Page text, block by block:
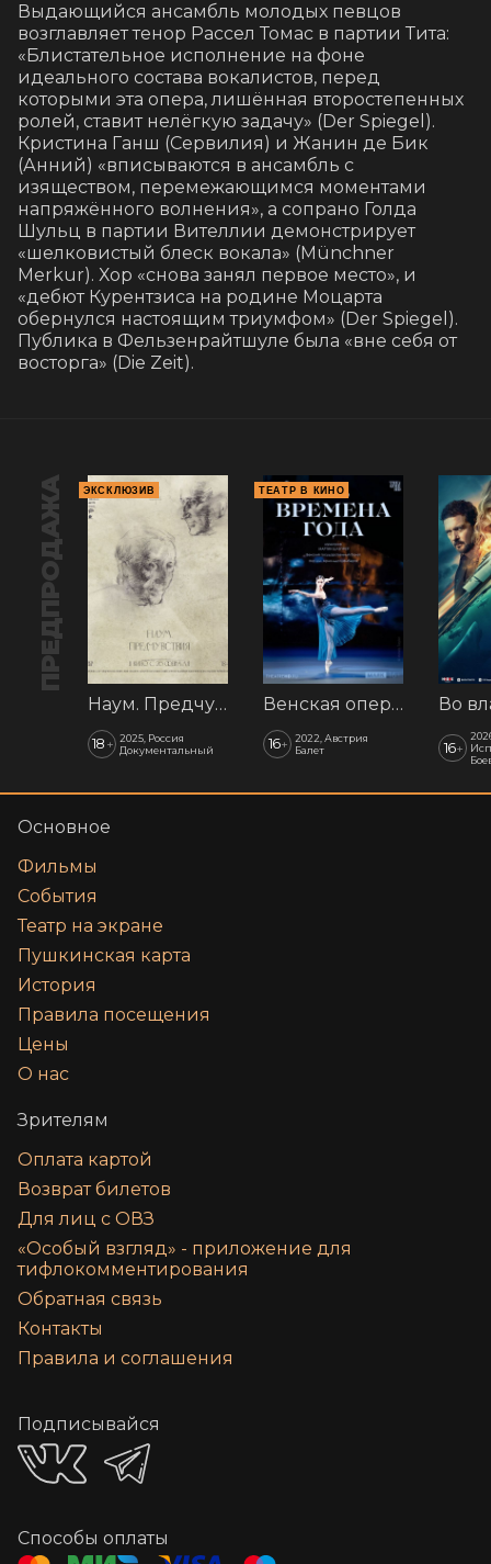
Выдающийся ансамбль молодых певцов
возглавляет тенор Рассел Томас в партии Тита:
«Блистательное исполнение на фоне
идеального состава вокалистов, перед
которыми эта опера, лишённая второстепенных
ролей, ставит нелёгкую задачу» (Der Spiegel).
Кристина Ганш (Сервилия) и Жанин де Бик
(Анний) «вписываются в ансамбль с
изяществом, перемежающимся моментами
напряжённого волнения», а сопрано Голда
Шульц в партии Вителлии демонстрирует
«шелковистый блеск вокала» (Münchner
Merkur). Хор «снова занял первое место», и
«дебют Курентзиса на родине Моцарта
обернулся настоящим триумфом» (Der Spiegel).
Публика в Фельзенрайтшуле была «вне себя от
восторга» (Die Zeit).
ПРЕДПРОДАЖА ЭКСКЛЮЗИВ
Наум. Предчувствия
18 + 2025, Россия
Документальный
ТЕАТР В КИНО
Венская опера: Времена года
16+
2022, Австрия
Балет
16+
Основное
Фильмы
События
Театр на экране
Пушкинская карта
История
Правила посещения
Цены
О нас
Зрителям
Оплата картой
Возврат билетов
Для лиц с ОВЗ
«‎Особый взгляд» - приложение для
тифлокомментирования
Обратная связь
Контакты
Правила и соглашения
Подписывайся
Способы оплаты